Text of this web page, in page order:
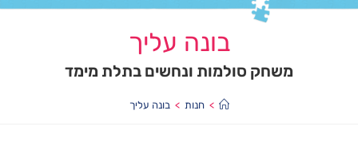
בונה עליך
משחק סולמות ונחשים בתלת מימד
> חנות > בונה עליך